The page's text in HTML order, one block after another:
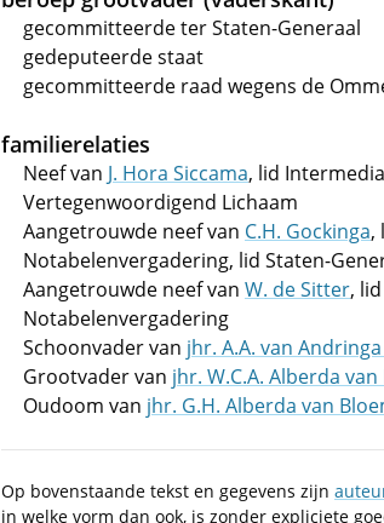
gecommitteerde ter Staten-Generaal
gedeputeerde staat
gecommitteerde raad wegens de
familierelaties
Neef van J. Hora Siccama, lid
Vertegenwoordigend Lichaam
Aangetrouwde neef van C.H. Gockinga,
Notabelenvergadering, lid Staten-
Aangetrouwde neef van W. de Sitter,
Notabelenvergadering
Schoonvader van jhr. A.A. van
Grootvader van jhr. W.C.A. Alberda
Oudoom van jhr. G.H. Alberda van
Op bovenstaande tekst en gegevens zijn
in welke vorm dan ook, is zonder expliciete